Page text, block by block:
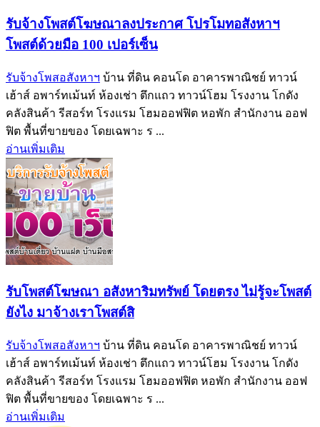
รับจ้างโพสต์โฆษณาลงประกาศ โปรโมทอสังหาฯ
โพสต์ด้วยมือ 100 เปอร์เซ็น
รับจ้างโพสอสังหาฯ บ้าน ที่ดิน คอนโด อาคารพาณิชย์ ทาวน์
เฮ้าส์ อพาร์ทเม้นท์ ห้องเช่า ตึกแถว ทาวน์โฮม โรงงาน โกดัง
คลังสินค้า รีสอร์ท โรงแรม โฮมออฟฟิต หอพัก สำนักงาน ออฟ
ฟิต พื้นที่ขายของ โดยเฉพาะ ร ...
อ่านเพิ่มเติม
รับโพสต์โฆษณา อสังหาริมทรัพย์ โดยตรง ไม่รู้จะโพสต์
ยังไง มาจ้างเราโพสต์สิ
รับจ้างโพสอสังหาฯ บ้าน ที่ดิน คอนโด อาคารพาณิชย์ ทาวน์
เฮ้าส์ อพาร์ทเม้นท์ ห้องเช่า ตึกแถว ทาวน์โฮม โรงงาน โกดัง
คลังสินค้า รีสอร์ท โรงแรม โฮมออฟฟิต หอพัก สำนักงาน ออฟ
ฟิต พื้นที่ขายของ โดยเฉพาะ ร ...
อ่านเพิ่มเติม